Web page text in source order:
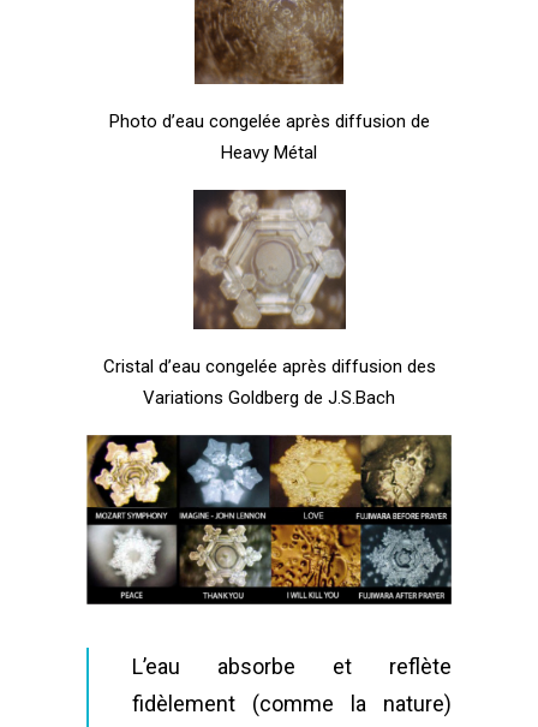
Photo d’eau congelée après diffusion de
Heavy Métal
Cristal d’eau congelée après diffusion des
Variations Goldberg de J.S.Bach
L’eau absorbe et reflète
fidèlement (comme la nature)